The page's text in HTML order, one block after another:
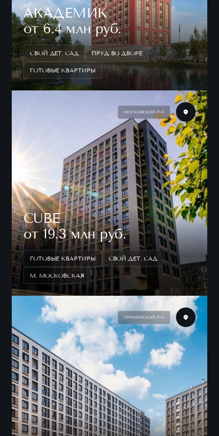
АКАДЕМИК
от 6.4 млн руб.
СВОЙ ДЕТ. САД ПРУД ВО ДВОРЕ
ГОТОВЫЕ КВАРТИРЫ
МОСКОВСКИЙ Р-Н
CUBE
от 19.3 млн руб.
ГОТОВЫЕ КВАРТИРЫ СВОЙ ДЕТ. САД
М. МОСКОВСКАЯ
ПРИМОРСКИЙ Р-Н